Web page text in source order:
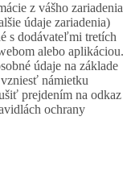
z vášho zariadenia
údaje zariadenia)
s dodávateľmi tretích
alebo aplikáciou.
údaje na základe
námietku
prejdením na odkaz
ochrany